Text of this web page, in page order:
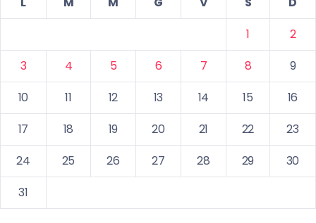
1
2
3
4 5 6 7 8
9
10
11 12 13 14 15
16
17
18 19 20 21 22
23
24
25 26 27 28 29
30
31